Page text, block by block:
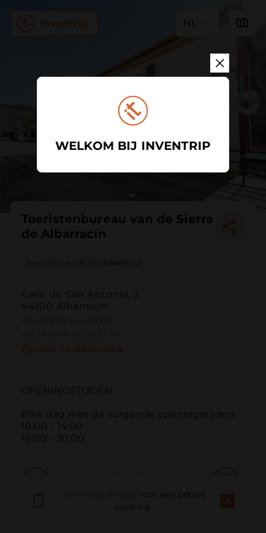
NL
Toeristenbureau van de Sierra
de Albarracín
Toeristische informatiekantoor
Calle de San Antonio, 2
44100 Albarracín
OPENINGSTIJDEN:
Elke dag met de volgende openingstijden:
10:00 - 14:00
16:00 - 20:00
E-mail
voor een betere
ervaring
WELKOM BIJ INVENTRIP